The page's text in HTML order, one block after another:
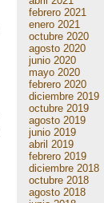
febrero 2021
enero 2021
octubre 2020
agosto 2020
junio 2020
mayo 2020
febrero 2020
diciembre 2019
octubre 2019
agosto 2019
junio 2019
abril 2019
febrero 2019
diciembre 2018
octubre 2018
agosto 2018